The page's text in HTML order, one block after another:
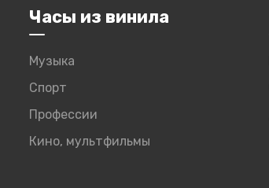
Часы из винила
Музыка
Спорт
Профессии
Кино, мультфильмы